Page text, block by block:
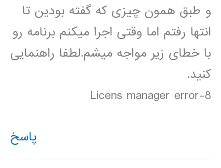
و طبق همون چیزی که گفته بودین تا
انتها رفتم اما وقتی اجرا میکنم برنامه رو
با خطای زیر مواجه میشم.لطفا راهنمایی
کنید.
Licens manager error-8
پاسخ